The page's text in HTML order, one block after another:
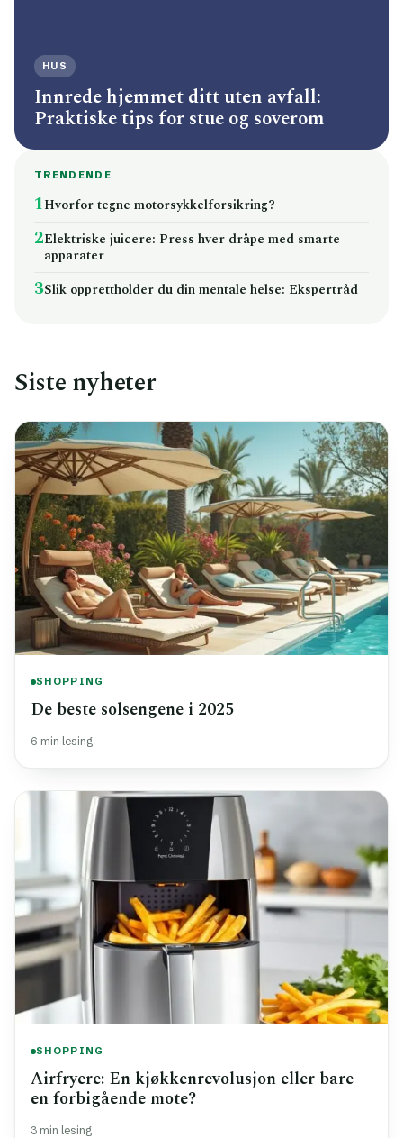
HUS
Innrede hjemmet ditt uten avfall:
Praktiske tips for stue og soverom
TRENDENDE
1Hvorfor tegne motorsykkelforsikring?
2Elektriske juicere: Press hver dråpe med smarte
apparater
3Slik opprettholder du din mentale helse: Ekspertråd
Siste nyheter
SHOPPING
De beste solsengene i 2025
6 min lesing
SHOPPING
Airfryere: En kjøkkenrevolusjon eller bare
en forbigående mote?
3 min lesing